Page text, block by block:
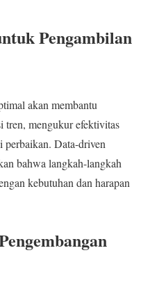
Pengambilan
akan membantu
tren, mengukur efektivitas
perbaikan. Data-driven
bahwa langkah-langkah
kebutuhan dan harapan